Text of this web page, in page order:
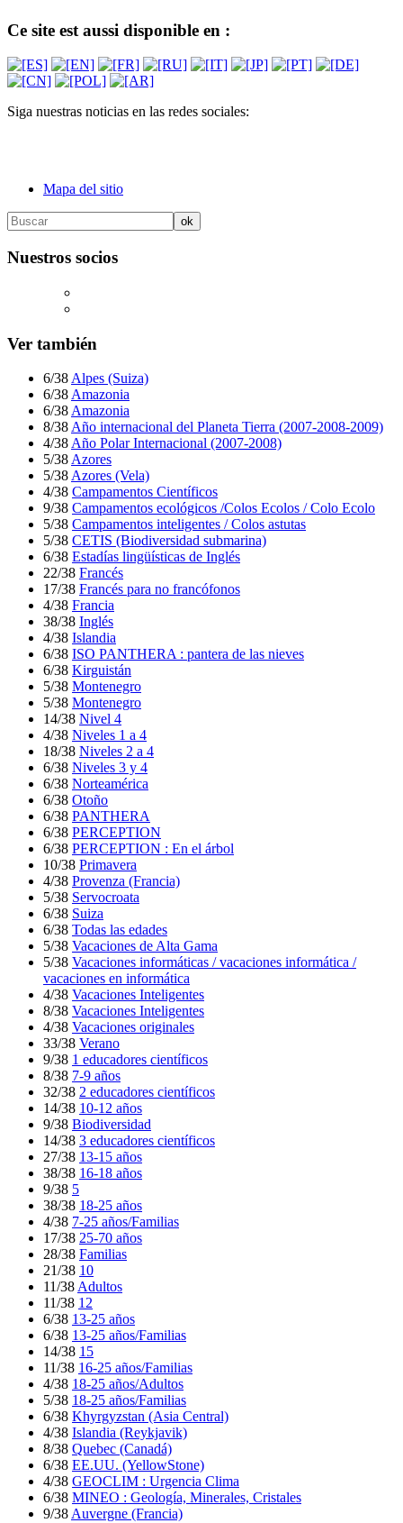
Ce site est aussi disponible en :
Siga nuestras noticias en las redes sociales:
Mapa del sitio
Nuestros socios
Ver también
6/38 Alpes (Suiza)
6/38 Amazonia
6/38 Amazonia
8/38 Año internacional del Planeta Tierra (2007-2008-2009)
4/38 Año Polar Internacional (2007-2008)
5/38 Azores
5/38 Azores (Vela)
4/38 Campamentos Científicos
9/38 Campamentos ecológicos /Colos Ecolos / Colo Ecolo
5/38 Campamentos inteligentes / Colos astutas
5/38 CETIS (Biodiversidad submarina)
6/38 Estadías lingüísticas de Inglés
22/38 Francés
17/38 Francés para no francófonos
4/38 Francia
38/38 Inglés
4/38 Islandia
6/38 ISO PANTHERA : pantera de las nieves
6/38 Kirguistán
5/38 Montenegro
5/38 Montenegro
14/38 Nivel 4
4/38 Niveles 1 a 4
18/38 Niveles 2 a 4
6/38 Niveles 3 y 4
6/38 Norteamérica
6/38 Otoño
6/38 PANTHERA
6/38 PERCEPTION
6/38 PERCEPTION : En el árbol
10/38 Primavera
4/38 Provenza (Francia)
5/38 Servocroata
6/38 Suiza
6/38 Todas las edades
5/38 Vacaciones de Alta Gama
5/38 Vacaciones informáticas / vacaciones informática /
vacaciones en informática
4/38 Vacaciones Inteligentes
8/38 Vacaciones Inteligentes
4/38 Vacaciones originales
33/38 Verano
9/38 1 educadores científicos
8/38 7-9 años
32/38 2 educadores científicos
14/38 10-12 años
9/38 Biodiversidad
14/38 3 educadores científicos
27/38 13-15 años
38/38 16-18 años
9/38 5
38/38 18-25 años
4/38 7-25 años/Familias
17/38 25-70 años
28/38 Familias
21/38 10
11/38 Adultos
11/38 12
6/38 13-25 años
6/38 13-25 años/Familias
14/38 15
11/38 16-25 años/Familias
4/38 18-25 años/Adultos
5/38 18-25 años/Familias
6/38 Khyrgyzstan (Asia Central)
4/38 Islandia (Reykjavik)
8/38 Quebec (Canadá)
6/38 EE.UU. (YellowStone)
4/38 GEOCLIM : Urgencia Clima
6/38 MINEO : Geología, Minerales, Cristales
9/38 Auvergne (Francia)